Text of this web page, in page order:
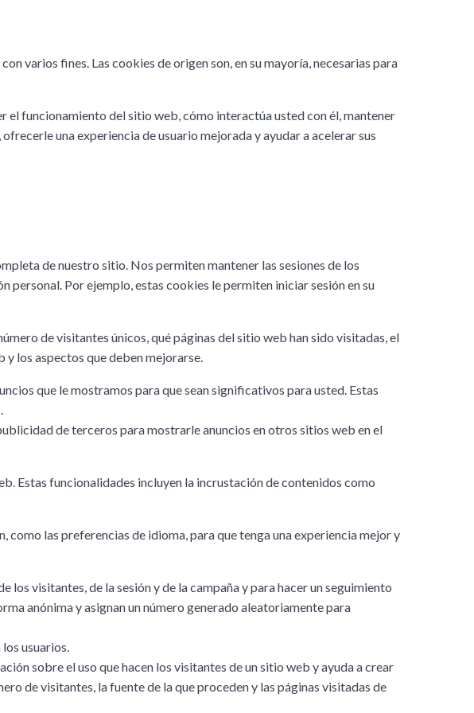
varios fines. Las cookies de origen son, en su mayoría, necesarias para
funcionamiento del sitio web, cómo interactúa usted con él, mantener
una experiencia de usuario mejorada y ayudar a acelerar sus
de nuestro sitio. Nos permiten mantener las sesiones de los
personal. Por ejemplo, estas cookies le permiten iniciar sesión en su
de visitantes únicos, qué páginas del sitio web han sido visitadas, el
los aspectos que deben mejorarse.
que le mostramos para que sean significativos para usted. Estas
de terceros para mostrarle anuncios en otros sitios web en el
Estas funcionalidades incluyen la incrustación de contenidos como
las preferencias de idioma, para que tenga una experiencia mejor y
visitantes, de la sesión y de la campaña y para hacer un seguimiento
anónima y asignan un número generado aleatoriamente para
usuarios.
sobre el uso que hacen los visitantes de un sitio web y ayuda a crear
de visitantes, la fuente de la que proceden y las páginas visitadas de